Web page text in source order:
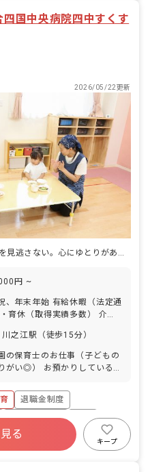
四国中央病院四中すくす
2026/05/22更新
円 ~
、年末年始 有給休暇（法定通
育休（取得実績多数） 介護
之江駅（徒歩15分）
の保育士のお仕事（子どもの
がい◎） お預かりしている子
・排泄・清潔・衣類の着脱等
を通じた社会性の装着 ・行事
行、お知らせの作成
退職金制度
社会保険完備
進あり
産休育休制度
る
キープ